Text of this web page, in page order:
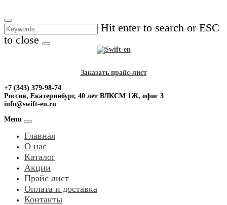
to
content
Hit enter to search or ESC
to close
Заказать прайс-лист
+7 (343) 379-98-74
Россия, Екатеринбург, 40 лет ВЛКСМ 1Ж, офис 3
info@swift-en.ru
Menu
Главная
О нас
Каталог
Акции
Прайс лист
Оплата и доставка
Контакты